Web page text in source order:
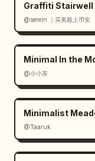
Graffiti
@serein ｜买美股上币安
Minimal In the
@小小东
Minimalist
@Taaruk